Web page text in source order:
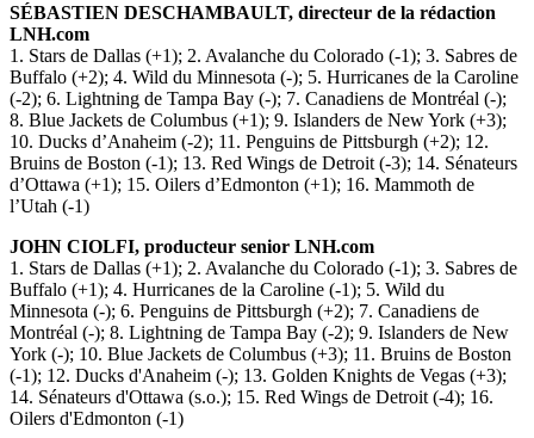
SÉBASTIEN DESCHAMBAULT, directeur de la rédaction
LNH.com
1. Stars de Dallas (+1); 2. Avalanche du Colorado (-1); 3. Sabres de
Buffalo (+2); 4. Wild du Minnesota (-); 5. Hurricanes de la Caroline
(-2); 6. Lightning de Tampa Bay (-); 7. Canadiens de Montréal (-);
8. Blue Jackets de Columbus (+1); 9. Islanders de New York (+3);
10. Ducks d’Anaheim (-2); 11. Penguins de Pittsburgh (+2); 12.
Bruins de Boston (-1); 13. Red Wings de Detroit (-3); 14. Sénateurs
d’Ottawa (+1); 15. Oilers d’Edmonton (+1); 16. Mammoth de
l’Utah (-1)
JOHN CIOLFI, producteur senior LNH.com
1. Stars de Dallas (+1); 2. Avalanche du Colorado (-1); 3. Sabres de
Buffalo (+1); 4. Hurricanes de la Caroline (-1); 5. Wild du
Minnesota (-); 6. Penguins de Pittsburgh (+2); 7. Canadiens de
Montréal (-); 8. Lightning de Tampa Bay (-2); 9. Islanders de New
York (-); 10. Blue Jackets de Columbus (+3); 11. Bruins de Boston
(-1); 12. Ducks d'Anaheim (-); 13. Golden Knights de Vegas (+3);
14. Sénateurs d'Ottawa (s.o.); 15. Red Wings de Detroit (-4); 16.
Oilers d'Edmonton (-1)